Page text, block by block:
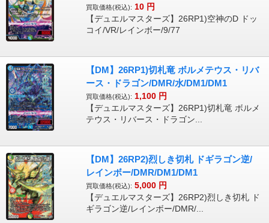
買取価格(税込): 10 円
【デュエルマスターズ】26RP1)空神のD ドッ
コイ/VR/レインボー/9/77
【DM】26RP1)切札竜 ボルメテウス・リバ
ース・ドラゴン/DMR/水/DM1/DM1
買取価格(税込): 1,100 円
【デュエルマスターズ】26RP1)切札竜 ボルメ
テウス・リバース・ドラゴン...
【DM】26RP2)烈しき切札 ドギラゴン逆/
レインボー/DMR/DM1/DM1
買取価格(税込): 5,000 円
【デュエルマスターズ】26RP2)烈しき切札 ド
ギラゴン逆/レインボー/DMR/...